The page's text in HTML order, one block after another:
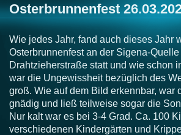
Osterbrunnenfest
Wie jedes Jahr, fand auch dieses Jahr
Osterbrunnenfest an der Sigena-
Drahtzieherstraße statt und wie schon
war die Ungewissheit bezüglich des
groß. Wie auf dem Bild erkennbar, war
gnädig und ließ teilweise sogar die
Nur kalt war es bei 3-4 Grad. Ca. 100
verschiedenen Kindergärten und